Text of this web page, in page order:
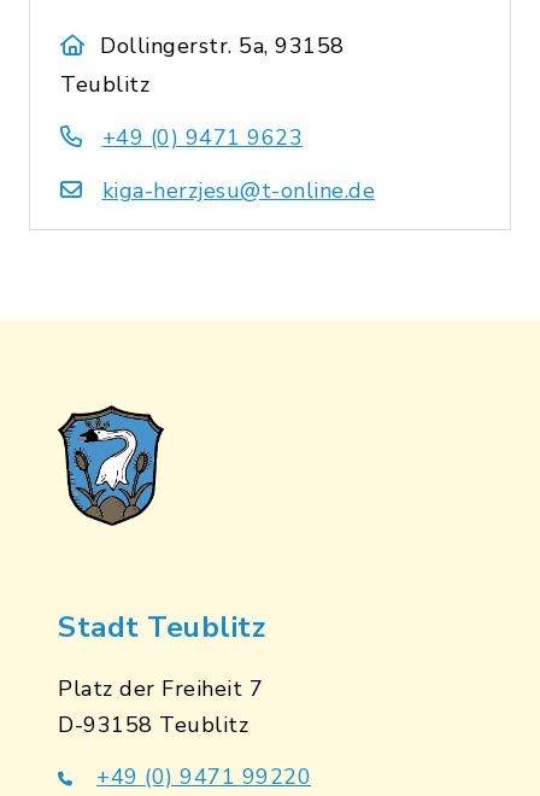
Dollingerstr. 5a, 93158
Teublitz
+49 (0) 9471 9623
kiga-herzjesu@t-online.de
Stadt Teublitz
Platz der Freiheit 7
D-93158 Teublitz
+49 (0) 9471 99220